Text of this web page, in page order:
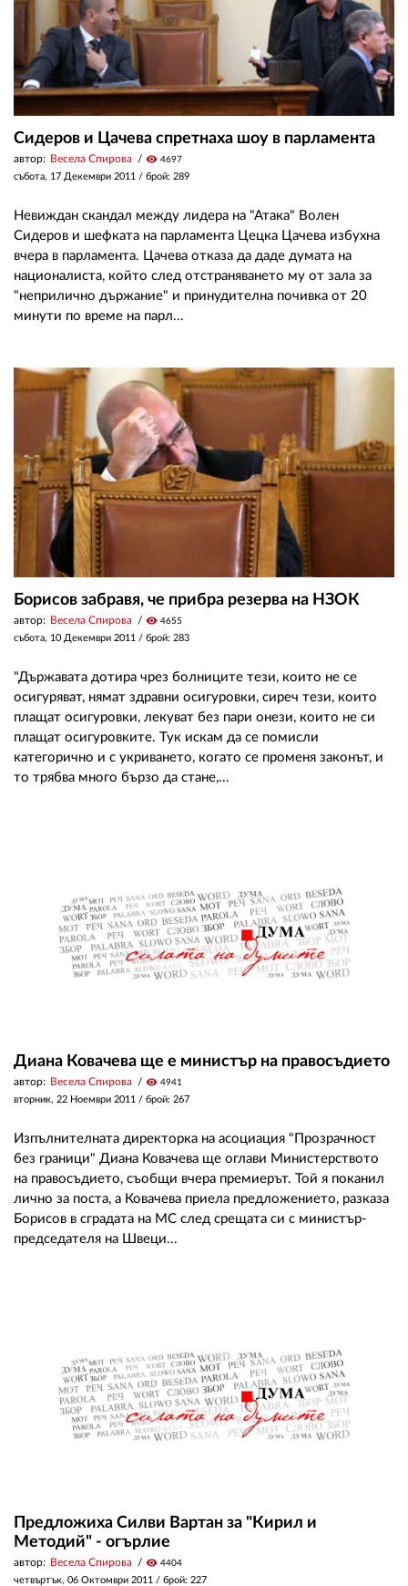
Сидеров и Цачева спретнаха шоу в парламента
автор: Весела Спирова visibility 4697
събота, 17 Декември 2011 / брой: 289
Невиждан скандал между лидера на "Атака" Волен
Сидеров и шефката на парламента Цецка Цачева избухна
вчера в парламента. Цачева отказа да даде думата на
националиста, който след отстраняването му от зала за
"неприлично държание" и принудителна почивка от 20
минути по време на парл...
Борисов забравя, че прибра резерва на НЗОК
автор: Весела Спирова visibility 4655
събота, 10 Декември 2011 / брой: 283
"Държавата дотира чрез болниците тези, които не се
осигуряват, нямат здравни осигуровки, сиреч тези, които
плащат осигуровки, лекуват без пари онези, които не си
плащат осигуровките. Тук искам да се помисли
категорично и с укриването, когато се променя законът, и
то трябва много бързо да стане,...
Диана Ковачева ще е министър на правосъдието
автор: Весела Спирова visibility 4941
вторник, 22 Ноември 2011 / брой: 267
Изпълнителната директорка на асоциация "Прозрачност
без граници" Диана Ковачева ще оглави Министерството
на правосъдието, съобщи вчера премиерът. Той я поканил
лично за поста, а Ковачева приела предложението, разказа
Борисов в сградата на МС след срещата си с министър-
председателя на Швеци...
Предложиха Силви Вартан за "Кирил и
Методий" - огърлие
автор: Весела Спирова visibility 4404
четвъртък, 06 Октомври 2011 / брой: 227